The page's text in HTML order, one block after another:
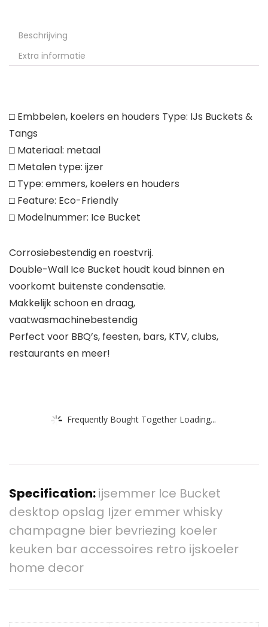
Beschrijving
Extra informatie
□ Embbelen, koelers en houders Type: IJs Buckets &
Tangs
□ Materiaal: metaal
□ Metalen type: ijzer
□ Type: emmers, koelers en houders
□ Feature: Eco-Friendly
□ Modelnummer: Ice Bucket
Corrosiebestendig en roestvrij.
Double-Wall Ice Bucket houdt koud binnen en
voorkomt buitenste condensatie.
Makkelijk schoon en draag,
vaatwasmachinebestendig
Perfect voor BBQ’s, feesten, bars, KTV, clubs,
restaurants en meer!
Frequently Bought Together Loading...
Specification:ijsemmer Ice Bucket
desktop opslag Ijzer emmer whisky
champagne bier bevriezing koeler
keuken bar accessoires retro ijskoeler
home decor